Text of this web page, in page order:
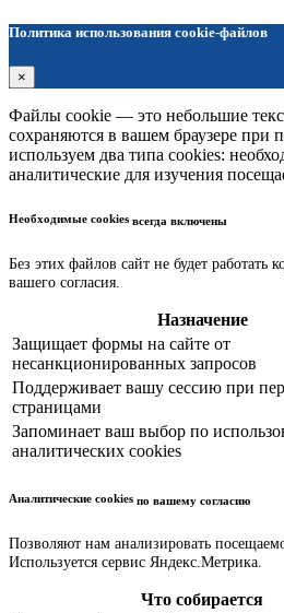
Политика использования cookie-файлов
×
Файлы cookie — это небольшие
сохраняются в вашем браузере
используем два типа cookies:
аналитические для изучения
Необходимые cookies всегда включены
Без этих файлов сайт не будет работать
вашего согласия.
Назначение
Защищает формы на сайте от
несанкционированных запросов
Поддерживает вашу сессию при
страницами
Запоминает ваш выбор по
аналитических cookies
Аналитические cookies по вашему согласию
Позволяют нам анализировать
Используется сервис Яндекс.Метрика.
Что собирается